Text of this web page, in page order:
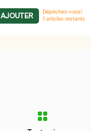
AJOUTER
Dépêchez-vous!
1 articles restants